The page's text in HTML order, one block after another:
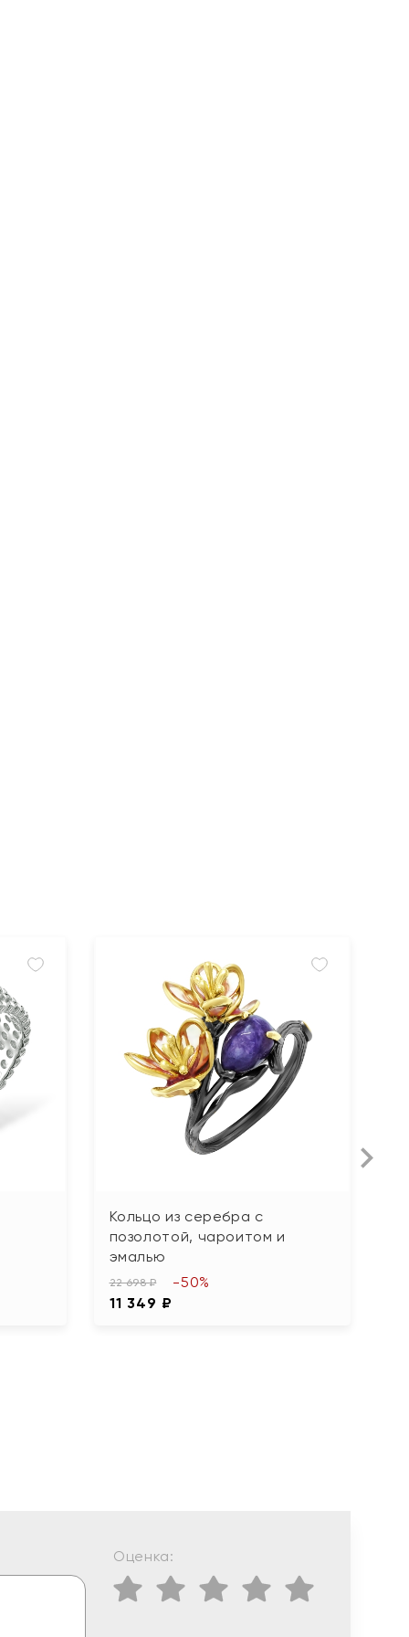
Кольцо из серебра с
позолотой, чароитом и
эмалью
22 698 ₽
11 349 ₽
-50%
Оценка: